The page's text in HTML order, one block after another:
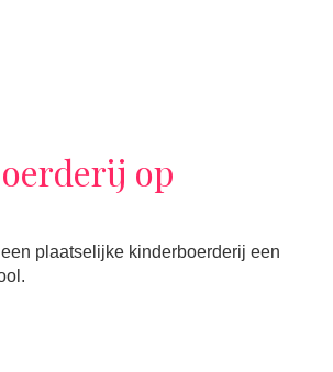
op
plaatselijke kinderboerderij een